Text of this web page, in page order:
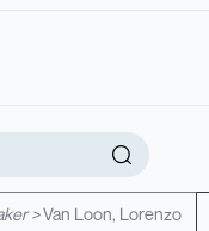
>Van Loon, Lorenzo